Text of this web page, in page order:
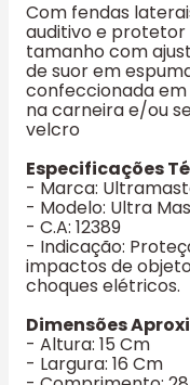
Com fendas
auditivo e
tamanho com
de suor em
confeccionada
na carneira e/ou
velcro
Especificações
- Marca:
- Modelo: Ultra
- C.A: 12389
- Indicação:
impactos de
choques elétricos.
Dimensões
- Altura: 15 Cm
- Largura: 16 Cm